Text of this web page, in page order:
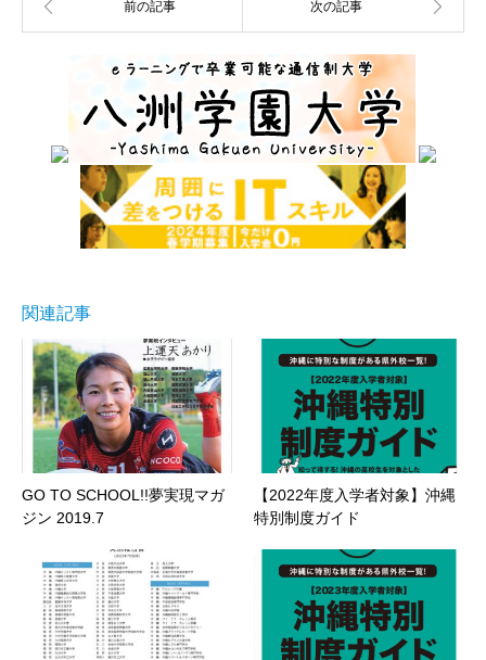
関連記事
GO TO SCHOOL!!夢実現マガ
ジン 2019.7
【2022年度入学者対象】沖縄
特別制度ガイド